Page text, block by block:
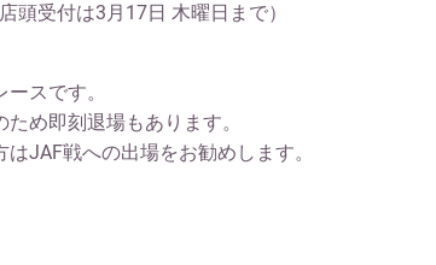
店頭受付は3月17日 木曜日まで）
スです。
め即刻退場もあります。
JAF戦への出場をお勧めします。